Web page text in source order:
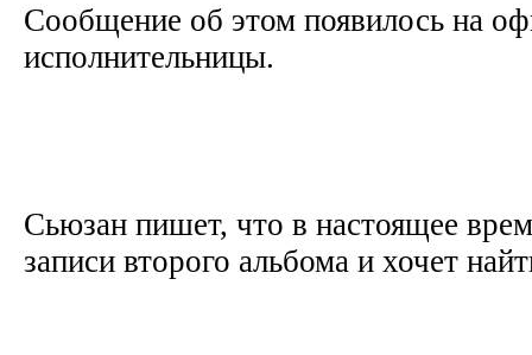
Сообщение об этом появилось на
исполнительницы.
Сьюзан пишет, что в настоящее
записи второго альбома и хочет